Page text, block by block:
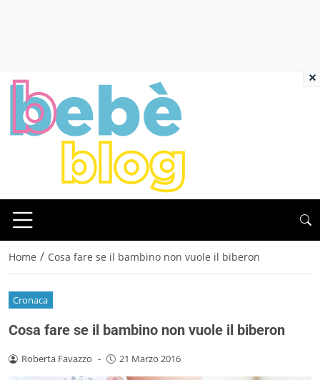
Home / Cosa fare se il bambino non vuole il biberon
Cronaca
Cosa fare se il bambino non vuole il biberon
Roberta Favazzo - 21 Marzo 2016
×